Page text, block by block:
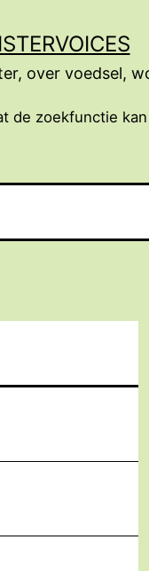
over voedsel,
de zoekfunctie